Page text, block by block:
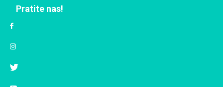
Pratite nas!